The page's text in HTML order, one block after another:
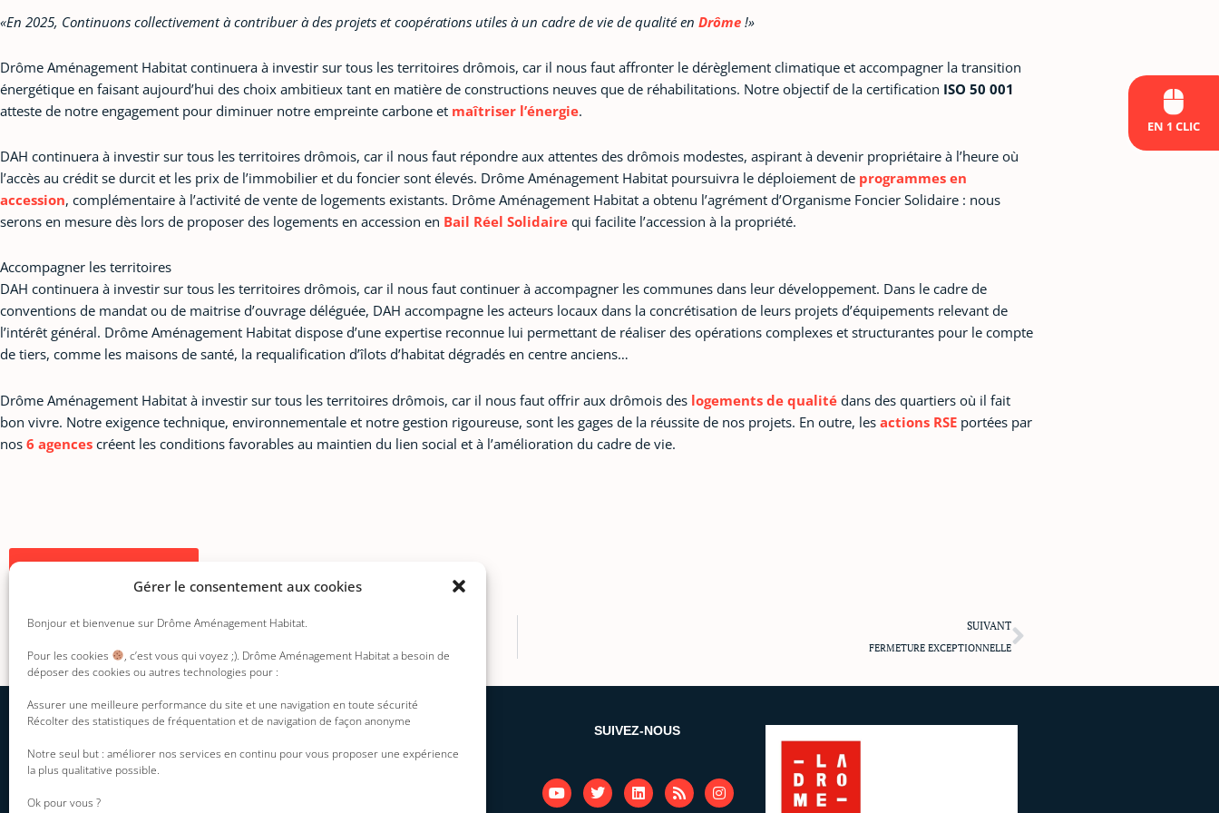
Gérer le consentement aux cookies
Bonjour et bienvenue sur Drôme Aménagement Habitat.
Pour les cookies
, c’est vous qui voyez ;). Drôme Aménagement Habitat a besoin de
déposer des cookies ou autres technologies pour :
Assurer une meilleure performance du site et une navigation en toute sécurité
Récolter des statistiques de fréquentation et de navigation de façon anonyme
Notre seul but : améliorer nos services en continu pour vous proposer une expérience
la plus qualitative possible.
Ok pour vous ?
EN 1 CLIC
«En 2025, Continuons collectivement à contribuer à des projets et coopérations utiles à un cadre de vie de qualité en Drôme !»
Drôme Aménagement Habitat continuera à investir sur tous les territoires drômois, car il nous faut affronter le dérèglement climatique et accompagner la transition
énergétique en faisant aujourd’hui des choix ambitieux tant en matière de constructions neuves que de réhabilitations. Notre objectif de la certification ISO 50 001
atteste de notre engagement pour diminuer notre empreinte carbone et maîtriser l’énergie.
DAH continuera à investir sur tous les territoires drômois, car il nous faut répondre aux attentes des drômois modestes, aspirant à devenir propriétaire à l’heure où
l’accès au crédit se durcit et les prix de l’immobilier et du foncier sont élevés. Drôme Aménagement Habitat poursuivra le déploiement de programmes en
accession, complémentaire à l’activité de vente de logements existants. Drôme Aménagement Habitat a obtenu l’agrément d’Organisme Foncier Solidaire : nous
serons en mesure dès lors de proposer des logements en accession en Bail Réel Solidaire qui facilite l’accession à la propriété.
Accompagner les territoires
DAH continuera à investir sur tous les territoires drômois, car il nous faut continuer à accompagner les communes dans leur développement. Dans le cadre de
conventions de mandat ou de maitrise d’ouvrage déléguée, DAH accompagne les acteurs locaux dans la concrétisation de leurs projets d’équipements relevant de
l’intérêt général. Drôme Aménagement Habitat dispose d’une expertise reconnue lui permettant de réaliser des opérations complexes et structurantes pour le compte
de tiers, comme les maisons de santé, la requalification d’îlots d’habitat dégradés en centre anciens…
Drôme Aménagement Habitat à investir sur tous les territoires drômois, car il nous faut offrir aux drômois des logements de qualité dans des quartiers où il fait
bon vivre. Notre exigence technique, environnementale et notre gestion rigoureuse, sont les gages de la réussite de nos projets. En outre, les actions RSE portées par
nos 6 agences créent les conditions favorables au maintien du lien social et à l’amélioration du cadre de vie.
Précédent
PRÉCÉDENT
FERMETURE EXCEPTIONNELLE
SUIVANT
FERMETURE EXCEPTIONNELLE
Suivant
Présentation
Nos offres disponibles
INFORMATION DU SITE
Mentions légales
SUIVEZ-NOUS
Y
o
T
w
L
i
R
s
I
n